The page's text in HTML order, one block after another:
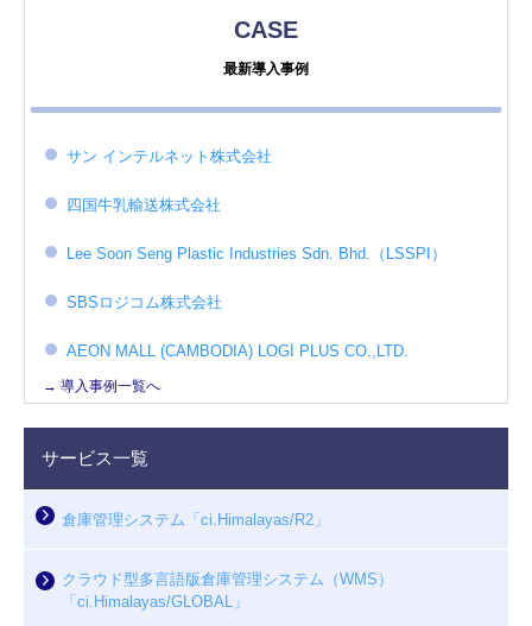
CASE
最新導入事例
サン インテルネット株式会社
四国牛乳輸送株式会社
Lee Soon Seng Plastic Industries Sdn. Bhd.（LSSPI）
SBSロジコム株式会社
AEON MALL (CAMBODIA) LOGI PLUS CO.,LTD.
→ 導入事例一覧へ
サービス一覧
倉庫管理システム「ci.Himalayas/R2」
クラウド型多言語版倉庫管理システム（WMS）
「ci.Himalayas/GLOBAL」